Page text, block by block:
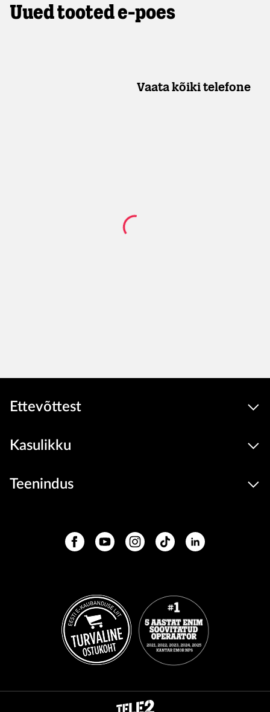
Uued tooted e-poes
Vaata kõiki telefone
Ettevõttest
Kasulikku
Teenindus